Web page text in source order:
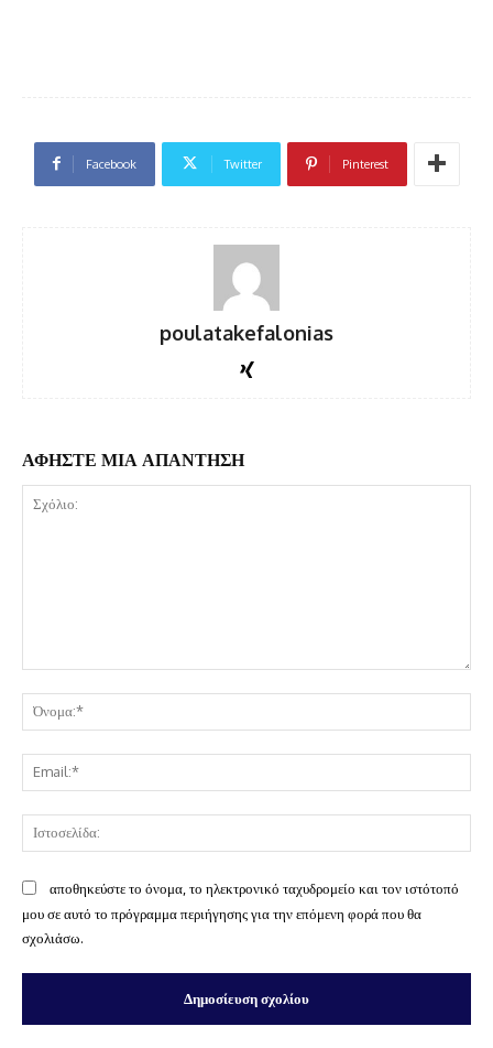
Facebook Twitter Pinterest
poulatakefalonias
ΑΦΗΣΤΕ ΜΙΑ ΑΠΑΝΤΗΣΗ
αποθηκεύστε το όνομα, το ηλεκτρονικό ταχυδρομείο και τον ιστότοπό
μου σε αυτό το πρόγραμμα περιήγησης για την επόμενη φορά που θα
σχολιάσω.